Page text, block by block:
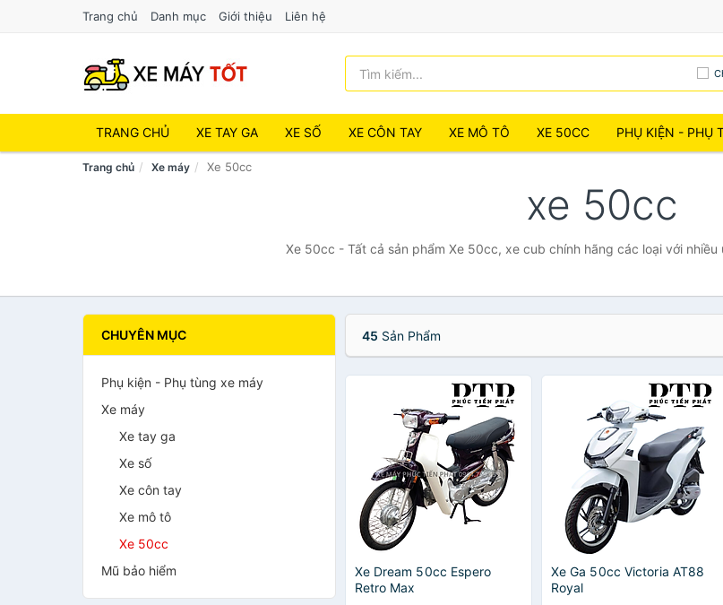
Trang chủ Danh mục Giới thiệu Liên hệ
TRANG CHỦ XE TAY GA XE SỐ XE CÔN TAY XE MÔ TÔ XE 50CC PHỤ KIỆN - PHỤ
Trang chủ Xe máy Xe 50cc
xe 50cc
Xe 50cc - Tất cả sản phẩm Xe 50cc, xe cub chính hãng các loại với
CHUYÊN MỤC
Phụ kiện - Phụ tùng xe máy
Xe máy
Xe tay ga
Xe số
Xe côn tay
Xe mô tô
Xe 50cc
Mũ bảo hiểm
45 Sản Phẩm
Xe Dream 50cc Espero
Retro Max
Xe Ga 50cc Victoria AT88
Royal